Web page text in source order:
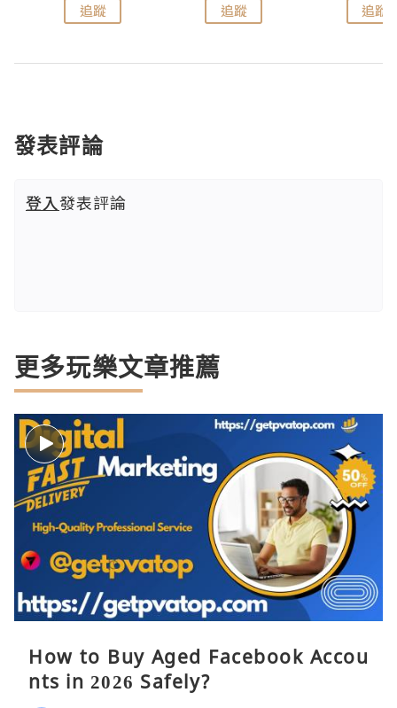
追蹤 追蹤 追蹤
發表評論
登入發表評論
更多玩樂文章推薦
How to Buy Aged Facebook Accou
nts in 2026 Safely?